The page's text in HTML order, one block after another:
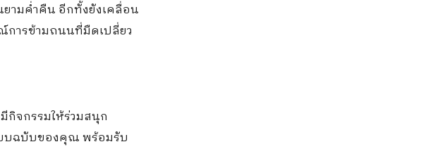
ยามค่ำคืน อีกทั้งยังเคลื่อน
การข้ามถนนที่มืดเปลี่ยว
กิจกรรมให้ร่วมสนุก
บฉบับของคุณ พร้อมรับ